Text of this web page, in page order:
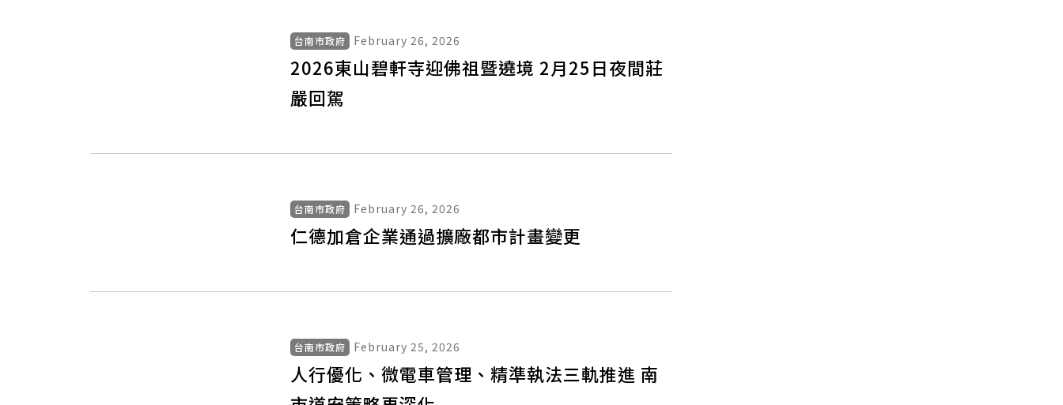
台南市政府 February 26, 2026
2026東山碧軒寺迎佛祖暨遶境 2月25日夜間莊
嚴回駕
台南市政府 February 26, 2026
仁德加倉企業通過擴廠都市計畫變更
台南市政府 February 25, 2026
人行優化、微電車管理、精準執法三軌推進 南